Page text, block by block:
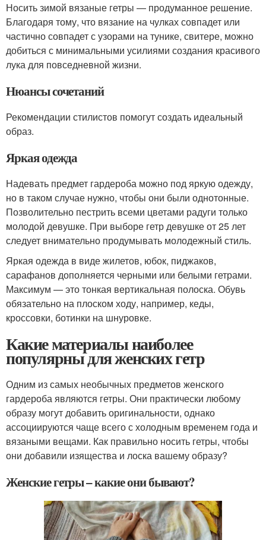
Носить зимой вязаные гетры — продуманное решение.
Благодаря тому, что вязание на чулках совпадет или
частично совпадет с узорами на тунике, свитере, можно
добиться с минимальными усилиями создания красивого
лука для повседневной жизни.
Нюансы сочетаний
Рекомендации стилистов помогут создать идеальный
образ.
Яркая одежда
Надевать предмет гардероба можно под яркую одежду,
но в таком случае нужно, чтобы они были однотонные.
Позволительно пестрить всеми цветами радуги только
молодой девушке. При выборе гетр девушке от 25 лет
следует внимательно продумывать молодежный стиль.
Яркая одежда в виде жилетов, юбок, пиджаков,
сарафанов дополняется черными или белыми гетрами.
Максимум — это тонкая вертикальная полоска. Обувь
обязательно на плоском ходу, например, кеды,
кроссовки, ботинки на шнуровке.
Какие материалы наиболее
популярны для женских гетр
Одним из самых необычных предметов женского
гардероба являются гетры. Они практически любому
образу могут добавить оригинальности, однако
ассоциируются чаще всего с холодным временем года и
вязаными вещами. Как правильно носить гетры, чтобы
они добавили изящества и лоска вашему образу?
Женские гетры – какие они бывают?